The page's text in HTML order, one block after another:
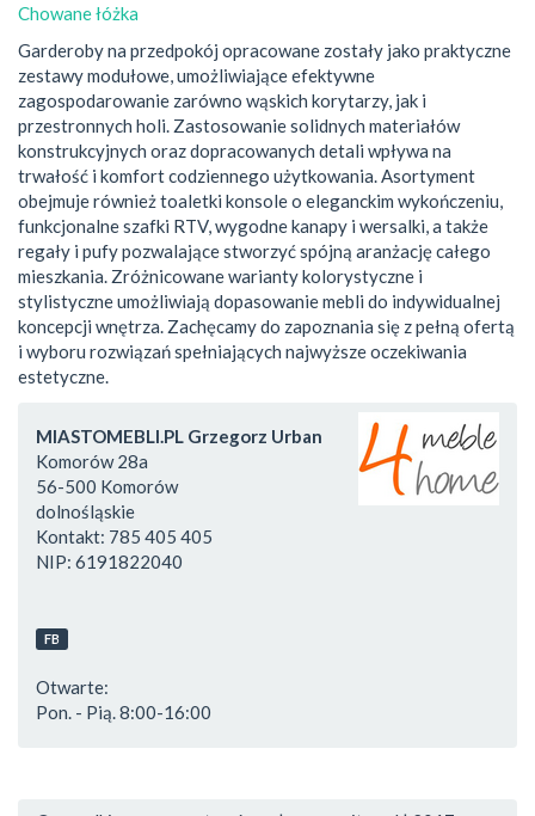
Chowane łóżka
Garderoby na przedpokój opracowane zostały jako praktyczne
zestawy modułowe, umożliwiające efektywne
zagospodarowanie zarówno wąskich korytarzy, jak i
przestronnych holi. Zastosowanie solidnych materiałów
konstrukcyjnych oraz dopracowanych detali wpływa na
trwałość i komfort codziennego użytkowania. Asortyment
obejmuje również toaletki konsole o eleganckim wykończeniu,
funkcjonalne szafki RTV, wygodne kanapy i wersalki, a także
regały i pufy pozwalające stworzyć spójną aranżację całego
mieszkania. Zróżnicowane warianty kolorystyczne i
stylistyczne umożliwiają dopasowanie mebli do indywidualnej
koncepcji wnętrza. Zachęcamy do zapoznania się z pełną ofertą
i wyboru rozwiązań spełniających najwyższe oczekiwania
estetyczne.
MIASTOMEBLI.PL Grzegorz Urban
Komorów 28a
56-500 Komorów
dolnośląskie
Kontakt: 785 405 405
NIP: 6191822040
FB
Otwarte:
Pon. - Pią. 8:00-16:00